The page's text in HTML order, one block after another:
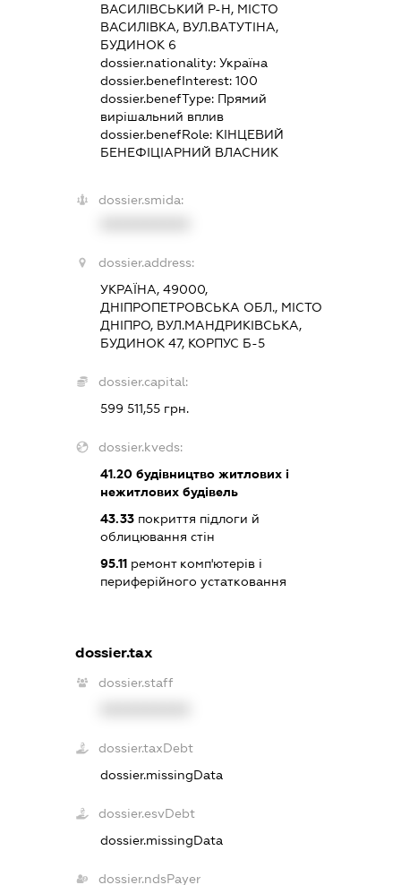
ВАСИЛІВСЬКИЙ Р-Н, МІСТО
ВАСИЛІВКА, ВУЛ.ВАТУТІНА,
БУДИНОК 6
dossier.nationality: Україна
dossier.benefInterest: 100
dossier.benefType: Прямий
вирішальний вплив
dossier.benefRole: КІНЦЕВИЙ
БЕНЕФІЦІАРНИЙ ВЛАСНИК
dossier.smida:
dossier.address:
УКРАЇНА, 49000,
ДНІПРОПЕТРОВСЬКА ОБЛ., МІСТО
ДНІПРО, ВУЛ.МАНДРИКІВСЬКА,
БУДИНОК 47, КОРПУС Б-5
dossier.capital:
599 511,55 грн.
dossier.kveds:
41.20будівництво житлових і
нежитлових будівель
43.33покриття підлоги й
облицювання стін
95.11ремонт комп'ютерів і
периферійного устатковання
dossier.tax
dossier.staff
dossier.taxDebt
dossier.missingData
dossier.esvDebt
dossier.missingData
dossier.ndsPayer